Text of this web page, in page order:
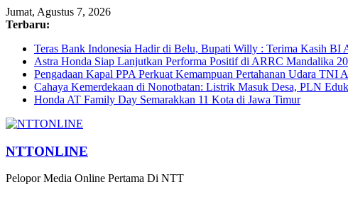
Jumat, Agustus 7, 2026
Terbaru:
Teras Bank Indonesia Hadir di Belu, Bupati Willy : Terima Kasih BI
Astra Honda Siap Lanjutkan Performa Positif di ARRC Mandalika
Pengadaan Kapal PPA Perkuat Kemampuan Pertahanan Udara
Cahaya Kemerdekaan di Nonotbatan: Listrik Masuk Desa, PLN
Honda AT Family Day Semarakkan 11 Kota di Jawa Timur
NTTONLINE
Pelopor Media Online Pertama Di NTT